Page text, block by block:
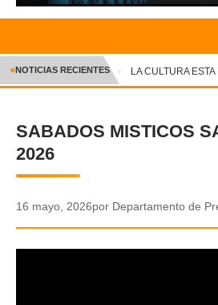
INICIO
CRÓNICA
DEPORTES
POLICIAL
✕
●NOTICIAS RECIENTES LA CULTURA ESTA
SABADOS MISTICOS
2026
16 mayo, 2026por Departamento de